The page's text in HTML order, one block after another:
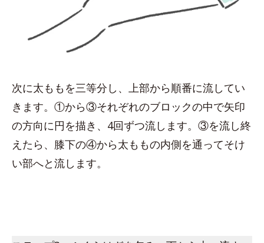
次に太ももを三等分し、上部から順番に流してい
きます。①から③それぞれのブロックの中で矢印
の方向に円を描き、4回ずつ流します。③を流し終
えたら、膝下の④から太ももの内側を通ってそけ
い部へと流します。